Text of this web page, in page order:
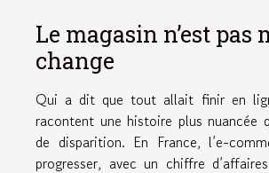
Le magasin n’est pas
change
Qui a dit que tout allait finir en
racontent une histoire plus nuancée
de disparition. En France, l’e-
progresser, avec un chiffre